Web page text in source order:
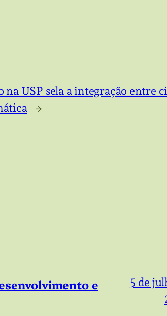
USP sela a integração entre
→
e
5 de